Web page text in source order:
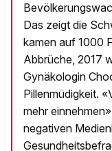
Das zeigt die
kamen auf 1000
Abbrüche, 2017
Gynäkologin
Pillenmüdigkeit.
mehr
negativen